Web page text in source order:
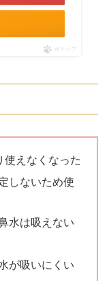
ポチップ
使えなくなった
しないため使
水は吸えない
が吸いにくい